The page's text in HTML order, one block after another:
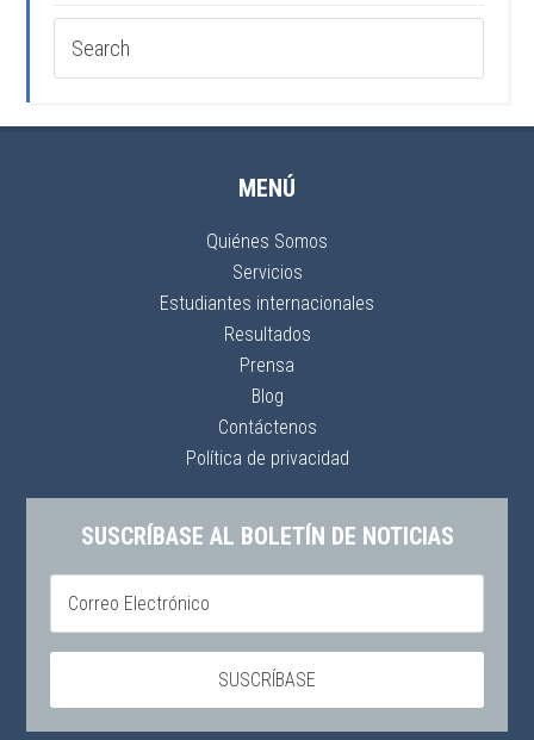
MENÚ
Quiénes Somos
Servicios
Estudiantes internacionales
Resultados
Prensa
Blog
Contáctenos
Política de privacidad
SUSCRÍBASE AL BOLETÍN DE NOTICIAS